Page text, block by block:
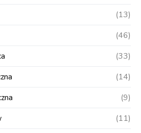
(13)
(46)
(33)
(14)
(9)
(11)